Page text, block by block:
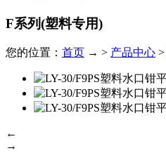
F系列(塑料专用)
您的位置： 首页 → > 产品中心 >
←
→